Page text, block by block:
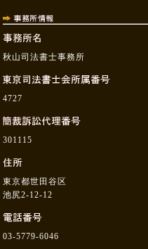
秋山司法書士事務所
4727
301115
東京都世田谷区
池尻2-12-12
03-5779-6046